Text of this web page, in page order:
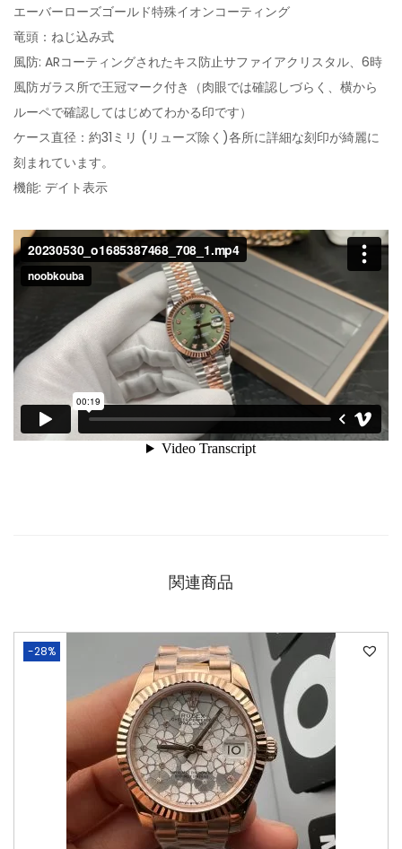
エーバーローズゴールド特殊イオンコーティング
竜頭：ねじ込み式
風防: ARコーティングされたキス防止サファイアクリスタル、6時
風防ガラス所で王冠マーク付き（肉眼では確認しづらく、横から
ルーペで確認してはじめてわかる印です）
ケース直径：約31ミリ (リューズ除く)各所に詳細な刻印が綺麗に
刻まれています。
機能: デイト表示
関連商品
-28%